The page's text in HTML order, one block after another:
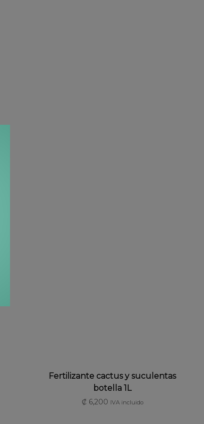
AÑADIR AL CARRITO
Fertilizante cactus y suculentas
botella 1L
₡ 6,200 IVA incluido